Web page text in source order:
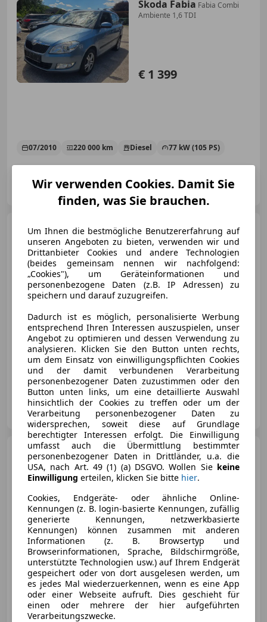
Skoda Fabia Fabia Combi
Ambiente 1,6 TDI
€ 1 399
07/2010 220 000 km Diesel 77 kW (105 PS)
Autohandel Jorik
AT-8661 Wartberg im Mürztal
Volkswagen Passat
VariantPassat Variant Sky 2.0
TDI DPF 4Motion
€ 3 499
05/2011 299 000 km Diesel 103 kW (140 PS)
Autohandel Jorik
AT-8661 Wartberg im Mürztal
Skoda OctaviaOctavia 1,6
TDI Style
€ 6 399
08/2017 280 000 km Diesel 85 kW (116 PS)
Wir verwenden Cookies. Damit Sie
finden, was Sie brauchen.
Um Ihnen die bestmögliche Benutzererfahrung auf
unseren Angeboten zu bieten, verwenden wir und
Drittanbieter Cookies und andere Technologien
(beides gemeinsam nennen wir nachfolgend:
„Cookies"), um Geräteinformationen und
personenbezogene Daten (z.B. IP Adressen) zu
speichern und darauf zuzugreifen.
Dadurch ist es möglich, personalisierte Werbung
entsprechend Ihren Interessen auszuspielen, unser
Angebot zu optimieren und dessen Verwendung zu
analysieren. Klicken Sie den Button unten rechts,
um dem Einsatz von einwilligungspflichten Cookies
und der damit verbundenen Verarbeitung
personenbezogener Daten zuzustimmen oder den
Button unten links, um eine detaillierte Auswahl
hinsichtlich der Cookies zu treffen oder um der
Verarbeitung personenbezogener Daten zu
widersprechen, soweit diese auf Grundlage
berechtigter Interessen erfolgt. Die Einwilligung
umfasst auch die Übermittlung bestimmter
personenbezogener Daten in Drittländer, u.a. die
USA, nach Art. 49 (1) (a) DSGVO. Wollen Sie keine
Einwilligung erteilen, klicken Sie bitte hier.
Cookies, Endgeräte- oder ähnliche Online-
Kennungen (z. B. login-basierte Kennungen, zufällig
generierte Kennungen, netzwerkbasierte
Kennungen) können zusammen mit anderen
Informationen (z. B. Browsertyp und
Browserinformationen, Sprache, Bildschirmgröße,
unterstützte Technologien usw.) auf Ihrem Endgerät
gespeichert oder von dort ausgelesen werden, um
es jedes Mal wiederzuerkennen, wenn es eine App
oder einer Webseite aufruft. Dies geschieht für
einen oder mehrere der hier aufgeführten
Verarbeitungszwecke.